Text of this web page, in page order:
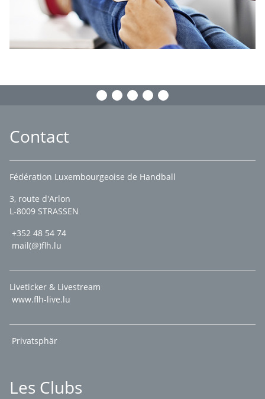
Contact
Fédération Luxembourgeoise de Handball
3, route d'Arlon
L-8009 STRASSEN
+352 48 54 74
mail(@)flh.lu
Liveticker & Livestream
www.flh-live.lu
Privatsphär
Les Clubs